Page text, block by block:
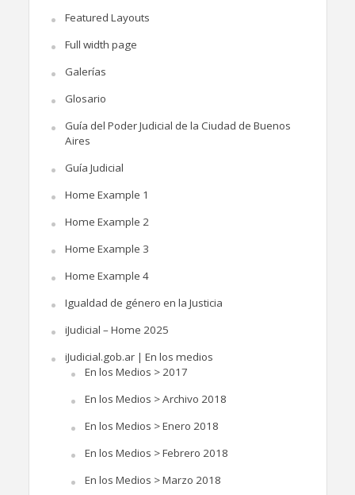
Featured Layouts
Full width page
Galerías
Glosario
Guía del Poder Judicial de la Ciudad de Buenos
Aires
Guía Judicial
Home Example 1
Home Example 2
Home Example 3
Home Example 4
Igualdad de género en la Justicia
iJudicial – Home 2025
iJudicial.gob.ar | En los medios
En los Medios > 2017
En los Medios > Archivo 2018
En los Medios > Enero 2018
En los Medios > Febrero 2018
En los Medios > Marzo 2018